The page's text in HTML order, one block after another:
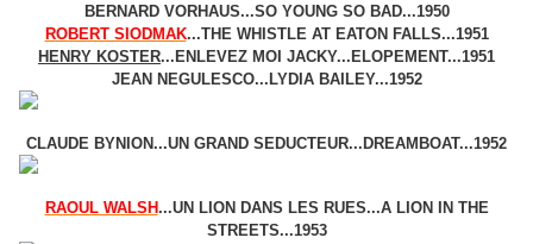
BERNARD VORHAUS...SO YOUNG SO BAD...1950
ROBERT SIODMAK...THE WHISTLE AT EATON FALLS...1951
HENRY KOSTER...ENLEVEZ MOI JACKY...ELOPEMENT...1951
JEAN NEGULESCO...LYDIA BAILEY...1952
CLAUDE BYNION...UN GRAND SEDUCTEUR...DREAMBOAT...1952
RAOUL WALSH...UN LION DANS LES RUES...A LION IN THE
STREETS...1953